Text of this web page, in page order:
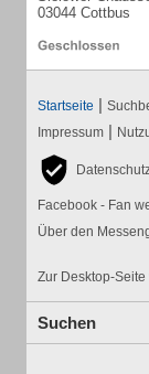
03044 Cottbus
Startseite |
Impressum |
Facebook - Fan
Über den
Zur Desktop-
Suchen